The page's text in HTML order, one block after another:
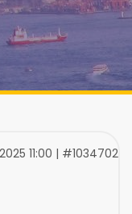
11:00 | #1034702